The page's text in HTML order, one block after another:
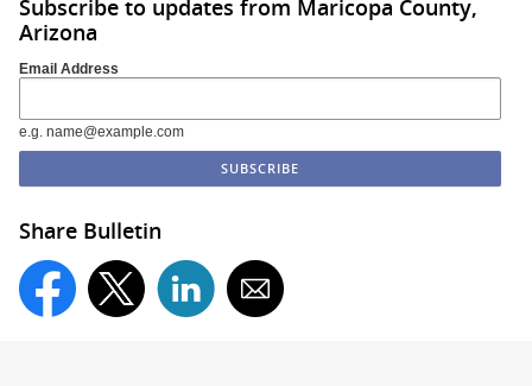
Subscribe to updates from Maricopa County,
Arizona
Email Address
e.g. name@example.com
Share Bulletin